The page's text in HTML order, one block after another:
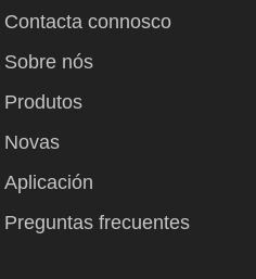
Contacta connosco
Sobre nós
Produtos
Novas
Aplicación
Preguntas frecuentes